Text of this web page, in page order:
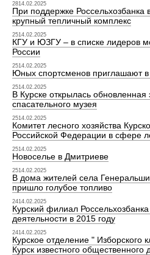
2814.02.2025
При поддержке Россельхозбанка
крупный тепличный комплекс
2514.02.2025
КГУ и ЮЗГУ – в списке лидеров
России
2514.02.2025
Юных спортсменов приглашают
2514.02.2025
В Курске открылась
спасательного музея
2514.02.2025
Комитет лесного хозяйства
Российской Федерации в сфере
2514.02.2025
Новоселье в Дмитриеве
2514.02.2025
В дома жителей села
пришло голубое топливо
2414.02.2025
Курский филиал
деятельности в 2015 году
2414.02.2025
Курское отделение " Изборского
Курск известного